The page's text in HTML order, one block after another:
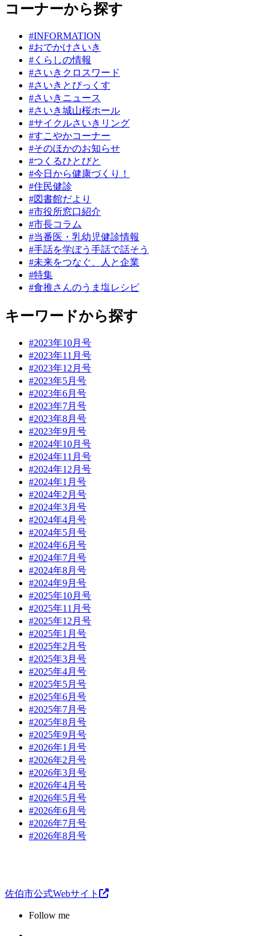
コーナーから探す
#INFORMATION
#おでかけさいき
#くらしの情報
#さいきクロスワード
#さいきとぴっくす
#さいきニュース
#さいき城山桜ホール
#サイクルさいきリング
#すこやかコーナー
#そのほかのお知らせ
#つくるひとびと
#今日から健康づくり！
#住民健診
#図書館だより
#市役所窓口紹介
#市長コラム
#当番医・乳幼児健診情報
#手話を学ぼう手話で話そう
#未来をつなぐ、人と企業
#特集
#食推さんのうま塩レシピ
キーワードから探す
#2023年10月号
#2023年11月号
#2023年12月号
#2023年5月号
#2023年6月号
#2023年7月号
#2023年8月号
#2023年9月号
#2024年10月号
#2024年11月号
#2024年12月号
#2024年1月号
#2024年2月号
#2024年3月号
#2024年4月号
#2024年5月号
#2024年6月号
#2024年7月号
#2024年8月号
#2024年9月号
#2025年10月号
#2025年11月号
#2025年12月号
#2025年1月号
#2025年2月号
#2025年3月号
#2025年4月号
#2025年5月号
#2025年6月号
#2025年7月号
#2025年8月号
#2025年9月号
#2026年1月号
#2026年2月号
#2026年3月号
#2026年4月号
#2026年5月号
#2026年6月号
#2026年7月号
#2026年8月号
佐伯市公式Webサイト
Follow me